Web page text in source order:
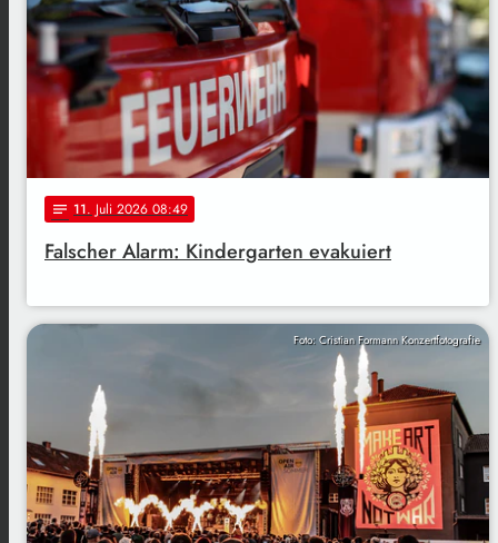
notes 11. Juli 2026 08:49
Falscher Alarm: Kindergarten evakuiert
Foto: Cristian Formann Konzertfotografie